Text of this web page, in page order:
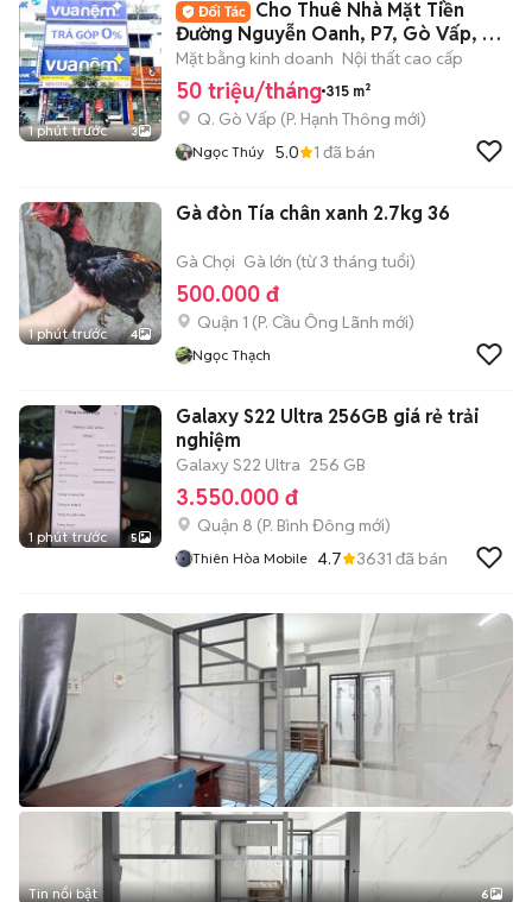
1 phút trước 3
Cho Thuê Nhà Mặt Tiền
Đường Nguyễn Oanh, P7, Gò Vấp, DT:
7x15m
Mặt bằng kinh doanh Nội thất cao cấp
50 triệu/tháng 315 m²
Q. Gò Vấp (P. Hạnh Thông mới)
Ngọc Thúy 5.0 1 đã bán
1 phút trước 4
Gà đòn Tía chân xanh 2.7kg 36
Gà Chọi Gà lớn (từ 3 tháng tuổi)
500.000 đ
Quận 1 (P. Cầu Ông Lãnh mới)
Ngọc Thạch
1 phút trước 5
Galaxy S22 Ultra 256GB giá rẻ trải
nghiệm
Galaxy S22 Ultra 256 GB
3.550.000 đ
Quận 8 (P. Bình Đông mới)
Thiên Hòa Mobile 4.7 3631 đã bán
Tin nổi bật 6